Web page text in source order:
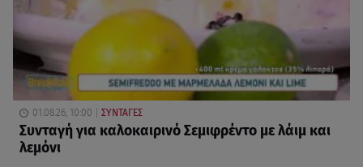
01.08.26, 10:00 ΣΥΝΤΑΓΕΣ
Συνταγή για καλοκαιρινό Σεμιφρέντο με λάιμ και
λεμόνι